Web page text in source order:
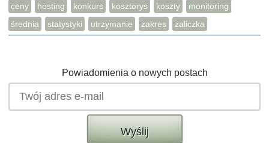
ceny hosting konkurs kosztorys koszty
monitoring
średnia
statystyki utrzymanie zakres zaliczka
Powiadomienia o nowych postach
Wyślij